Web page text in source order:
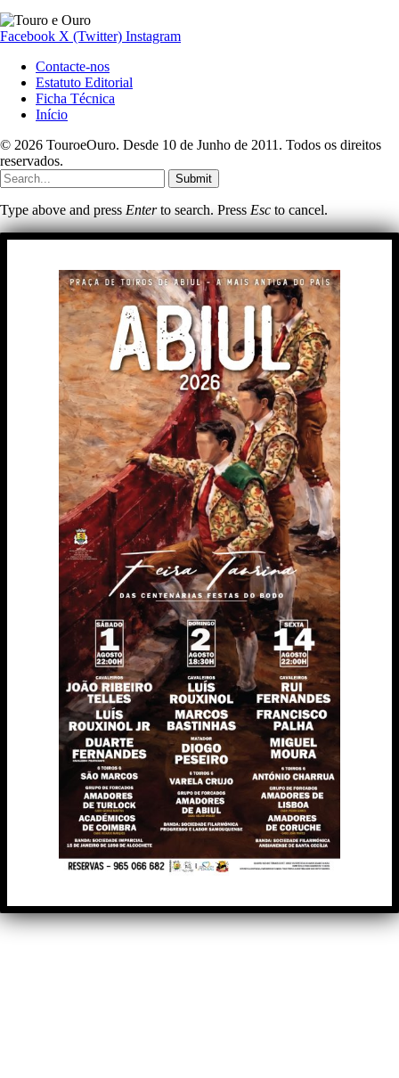
Facebook X (Twitter) Instagram
Contacte-nos
Estatuto Editorial
Ficha Técnica
Início
© 2026 TouroeOuro. Desde 10 de Junho de 2011. Todos os direitos
reservados.
Submit
Type above and press Enterto search. Press Esc to cancel.